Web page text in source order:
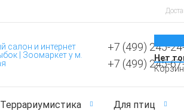
+7 (499) 245-
+7 (499) 245-
Нет
Террариумистика Для птиц